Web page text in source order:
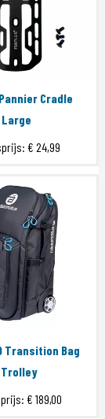
Cradle
Large
€ 24,99
Transition Bag
€ 189,00